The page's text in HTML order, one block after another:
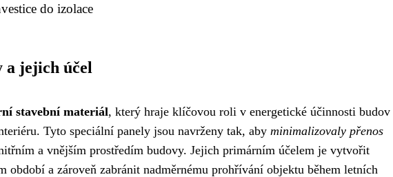
do izolace
a jejich účel
stavební materiál, který hraje klíčovou roli v energetické účinnosti budov
Tyto speciální panely jsou navrženy tak, aby minimalizovaly přenos
a vnějším prostředím budovy. Jejich primárním účelem je vytvořit
a zároveň zabránit nadměrnému prohřívání objektu během letních